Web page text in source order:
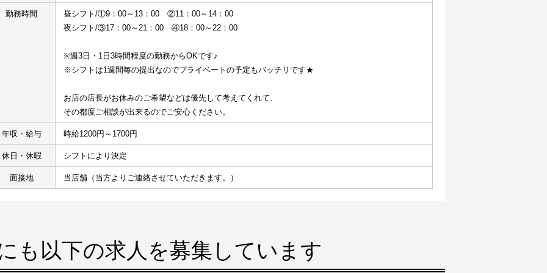
勤務時間
昼シフト/①9：00～13：00　②11：00～14：00
夜シフト/③17：00～21：00　④18：00～22：00
※週3日・1日3時間程度の勤務からOKです♪
※シフトは1週間毎の提出なのでプライベートの予定もバッチリです★
お店の店長がお休みのご希望などは優先して考えてくれて、
その都度ご相談が出来るのでご安心ください。
年収・給与 時給1200円～1700円
休日・休暇 シフトにより決定
面接地 当店舗（当方よりご連絡させていただきます。）
も以下の求人を募集しています